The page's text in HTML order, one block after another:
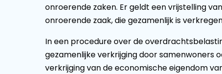
onroerende zaken. Er geldt een vrijstelling
onroerende zaak, die gezamenlijk is
In een procedure over de
gezamenlijke verkrijging door samenwoners
verkrijging van de economische eigendom